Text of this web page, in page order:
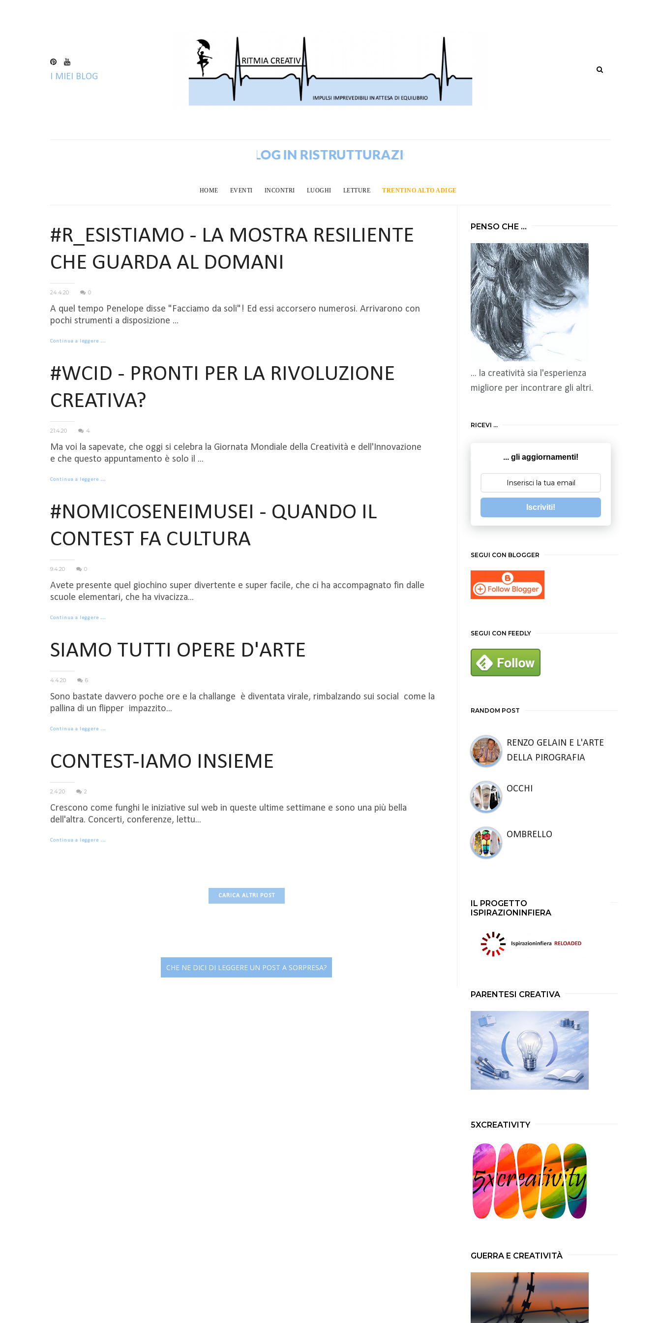
I MIEI BLOG
BLOG IN RISTRUTTURAZIONE! VECCHI POST IN CORSO DI
HOME EVENTI INCONTRI LUOGHI LETTURE TRENTINO ALTO ADIGE
#R_ESISTIAMO - LA MOSTRA RESILIENTE
CHE GUARDA AL DOMANI
24.4.20 0
A quel tempo Penelope disse "Facciamo da soli"! Ed essi accorsero numerosi. Arrivarono con
pochi strumenti a disposizione ...
Continua a leggere …
#WCID - PRONTI PER LA RIVOLUZIONE
CREATIVA?
21.4.20 4
Ma voi la sapevate, che oggi si celebra la Giornata Mondiale della Creatività e dell'Innovazione
e che questo appuntamento è solo il ...
Continua a leggere …
#NOMICOSENEIMUSEI - QUANDO IL
CONTEST FA CULTURA
9.4.20 0
Avete presente quel giochino super divertente e super facile, che ci ha accompagnato fin dalle
scuole elementari, che ha vivacizza...
Continua a leggere …
SIAMO TUTTI OPERE D'ARTE
4.4.20 6
Sono bastate davvero poche ore e la challange è diventata virale, rimbalzando sui social come la
pallina di un flipper impazzito...
Continua a leggere …
CONTEST-IAMO INSIEME
2.4.20 2
Crescono come funghi le iniziative sul web in queste ultime settimane e sono una più bella
dell'altra. Concerti, conferenze, lettu...
Continua a leggere …
CARICA ALTRI POST
CHE NE DICI DI LEGGERE UN POST A SORPRESA?
PENSO CHE ...
... la creatività sia l'esperienza
migliore per incontrare gli altri.
RICEVI ...
... gli aggiornamenti!
Iscriviti!
SEGUI CON BLOGGER
SEGUI CON FEEDLY
RANDOM POST
RENZO GELAIN E L'ARTE
DELLA PIROGRAFIA
OCCHI
OMBRELLO
IL PROGETTO
ISPIRAZIONINFIERA
PARENTESI CREATIVA
5XCREATIVITY
GUERRA E CREATIVITÀ